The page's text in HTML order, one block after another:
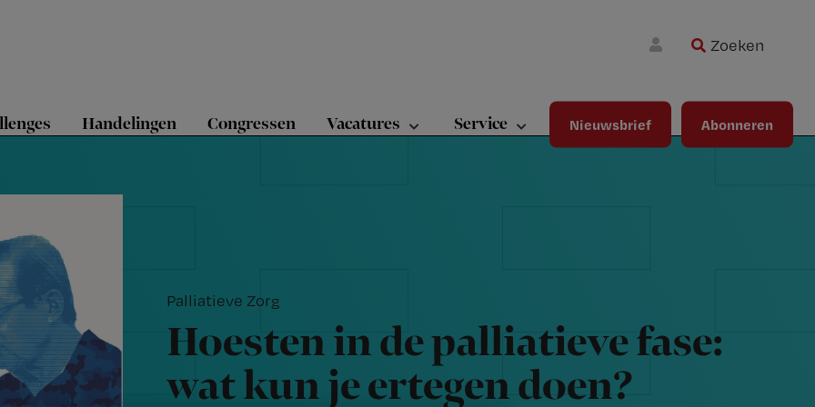
Zoeken
Handelingen Congressen Vacatures Service Nieuwsbrief Abonneren
Palliatieve Zorg
Hoesten in de palliatieve fase:
wat kun je ertegen doen?